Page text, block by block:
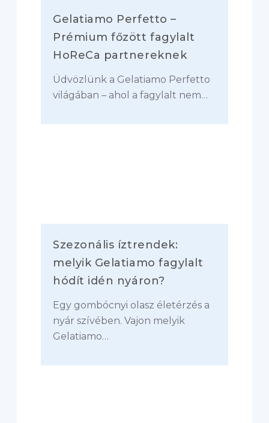
Gelatiamo Perfetto –
Prémium főzött fagylalt
HoReCa partnereknek
Üdvözlünk a Gelatiamo Perfetto
világában – ahol a fagylalt nem…
Szezonális íztrendek:
melyik Gelatiamo fagylalt
hódít idén nyáron?
Egy gombócnyi olasz életérzés a
nyár szívében. Vajon melyik
Gelatiamo…